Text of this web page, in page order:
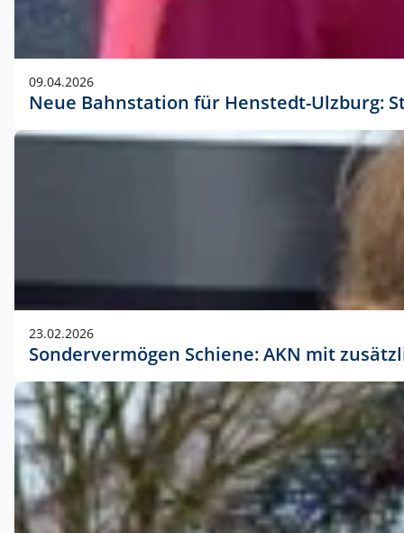
09.04.2026
Neue Bahnstation für Henstedt-Ulzburg:
23.02.2026
Sondervermögen Schiene: AKN mit